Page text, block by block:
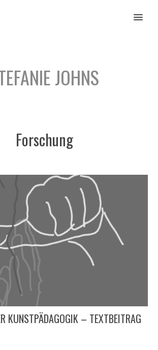
MENU
JOHNS
Forschung
KUNSTPÄDAGOGIK – TEXTBEITRAG